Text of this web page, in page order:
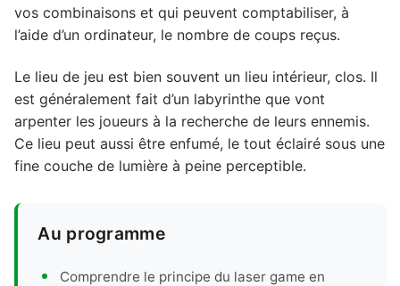
vos combinaisons et qui peuvent comptabiliser, à
l’aide d’un ordinateur, le nombre de coups reçus.
Le lieu de jeu est bien souvent un lieu intérieur, clos. Il
est généralement fait d’un labyrinthe que vont
arpenter les joueurs à la recherche de leurs ennemis.
Ce lieu peut aussi être enfumé, le tout éclairé sous une
fine couche de lumière à peine perceptible.
Au programme
Comprendre le principe du laser game en